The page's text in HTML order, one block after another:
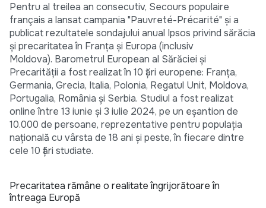
Pentru al treilea an consecutiv, Secours populaire
français a lansat campania "Pauvreté-Précarité" și a
publicat rezultatele sondajului anual Ipsos privind sărăcia
și precaritatea în Franța și Europa (inclusiv
Moldova). Barometrul European al Sărăciei și
Precarității a fost realizat în 10 țări europene: Franța,
Germania, Grecia, Italia, Polonia, Regatul Unit, Moldova,
Portugalia, România și Serbia. Studiul a fost realizat
online între 13 iunie și 3 iulie 2024, pe un eșantion de
10.000 de persoane, reprezentative pentru populația
națională cu vârsta de 18 ani și peste, în fiecare dintre
cele 10 țări studiate.
Precaritatea rămâne o realitate îngrijorătoare în
întreaga Europă